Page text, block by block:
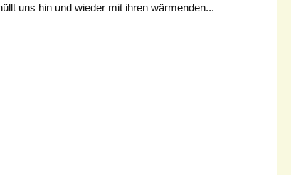
uns hin und wieder mit ihren wärmenden...